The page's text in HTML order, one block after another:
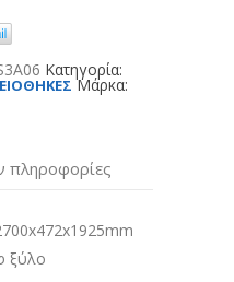
Κατηγορία:
Μάρκα:
πληροφορίες
ξύλο